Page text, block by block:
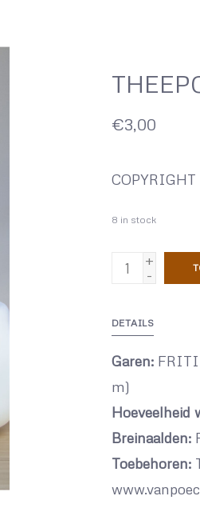
€3,00
8 in stock
+
-
DETAILS
Garen:
m)
Hoeveelheid
Breinaalden:
Toebehoren: